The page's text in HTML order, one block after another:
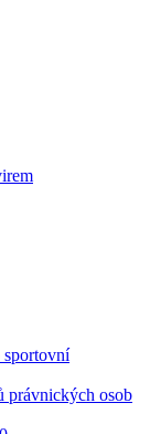
sportovní
právnických osob